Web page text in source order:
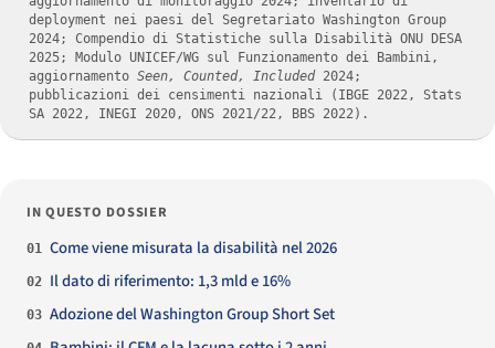
deployment nei paesi del Segretariato Washington Group
2024; Compendio di Statistiche sulla Disabilità ONU DESA
2025; Modulo UNICEF/WG sul Funzionamento dei Bambini,
aggiornamento Seen, Counted, Included2024;
pubblicazioni dei censimenti nazionali (IBGE 2022, Stats
SA 2022, INEGI 2020, ONS 2021/22, BBS 2022).
IN QUESTO DOSSIER
01 Come viene misurata la disabilità nel 2026
02 Il dato di riferimento: 1,3 mld e 16%
03 Adozione del Washington Group Short Set